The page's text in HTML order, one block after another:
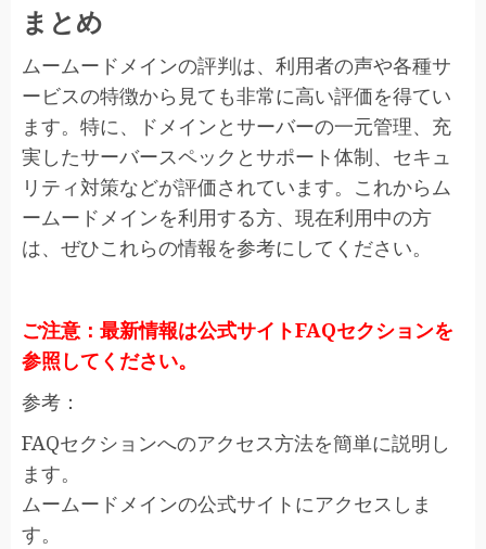
まとめ
ムームードメインの評判は、利用者の声や各種サ
ービスの特徴から見ても非常に高い評価を得てい
ます。特に、ドメインとサーバーの一元管理、充
実したサーバースペックとサポート体制、セキュ
リティ対策などが評価されています。これからム
ームードメインを利用する方、現在利用中の方
は、ぜひこれらの情報を参考にしてください。
ご注意：最新情報は公式サイトFAQセクションを
参照してください。
参考：
FAQセクションへのアクセス方法を簡単に説明し
ます。
ムームードメインの公式サイトにアクセスしま
す。